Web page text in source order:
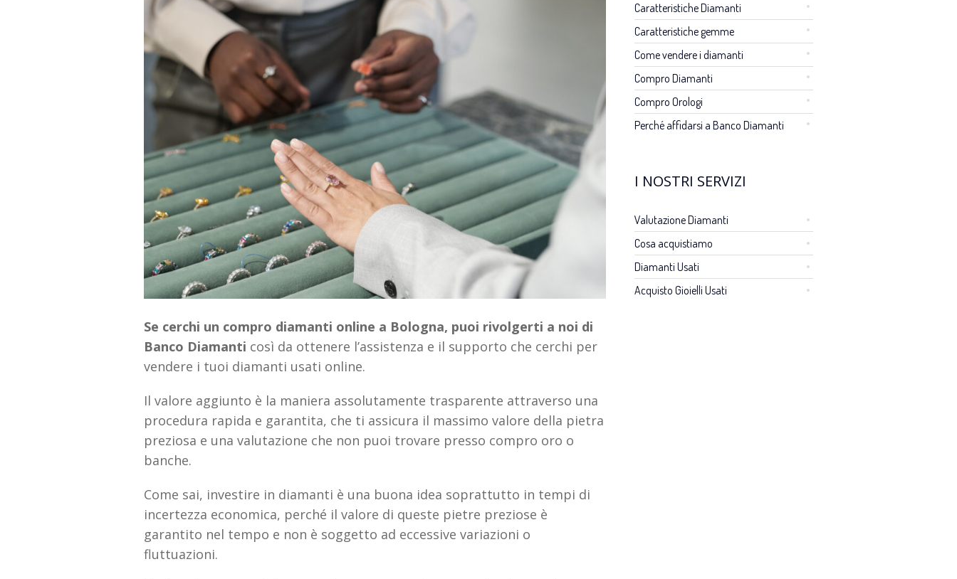
Se cerchi un compro diamanti online a Bologna, puoi rivolgerti a noi di
Banco Diamanti così da ottenere l’assistenza e il supporto che cerchi per
vendere i tuoi diamanti usati online.
Il valore aggiunto è la maniera assolutamente trasparente attraverso una
procedura rapida e garantita, che ti assicura il massimo valore della pietra
preziosa e una valutazione che non puoi trovare presso compro oro o
banche.
Come sai, investire in diamanti è una buona idea soprattutto in tempi di
incertezza economica, perché il valore di queste pietre preziose è
garantito nel tempo e non è soggetto ad eccessive variazioni o
fluttuazioni.
Caratteristiche Diamanti
Caratteristiche gemme
Come vendere i diamanti
Compro Diamanti
Compro Orologi
Perché affidarsi a Banco Diamanti
I NOSTRI SERVIZI
Valutazione Diamanti
Cosa acquistiamo
Diamanti Usati
Acquisto Gioielli Usati